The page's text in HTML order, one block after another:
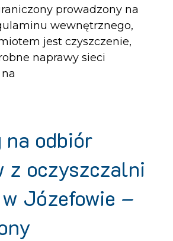
prowadzony na
wewnętrznego,
jest czyszczenie,
naprawy sieci
odbiór
z oczyszczalni
Józefowie –